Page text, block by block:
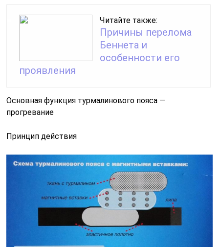
Читайте также:
Причины перелома
Беннета и
особенности его
проявления
Основная функция турмалинового пояса —
прогревание
Принцип действия